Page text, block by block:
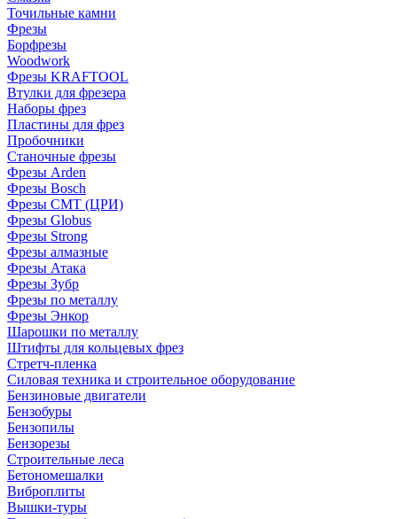
Точильные камни
Фрезы
Борфрезы
Woodwork
Фрезы KRAFTOOL
Втулки для фрезера
Наборы фрез
Пластины для фрез
Пробочники
Станочные фрезы
Фрезы Arden
Фрезы Bosch
Фрезы CMT (ЦРИ)
Фрезы Globus
Фрезы Strong
Фрезы алмазные
Фрезы Атака
Фрезы Зубр
Фрезы по металлу
Фрезы Энкор
Шарошки по металлу
Штифты для кольцевых фрез
Стретч-пленка
Силовая техника и строительное оборудование
Бензиновые двигатели
Бензобуры
Бензопилы
Бензорезы
Строительные леса
Бетономешалки
Виброплиты
Вышки-туры